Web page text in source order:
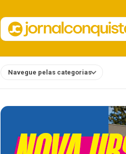
Navegue pelas categorias